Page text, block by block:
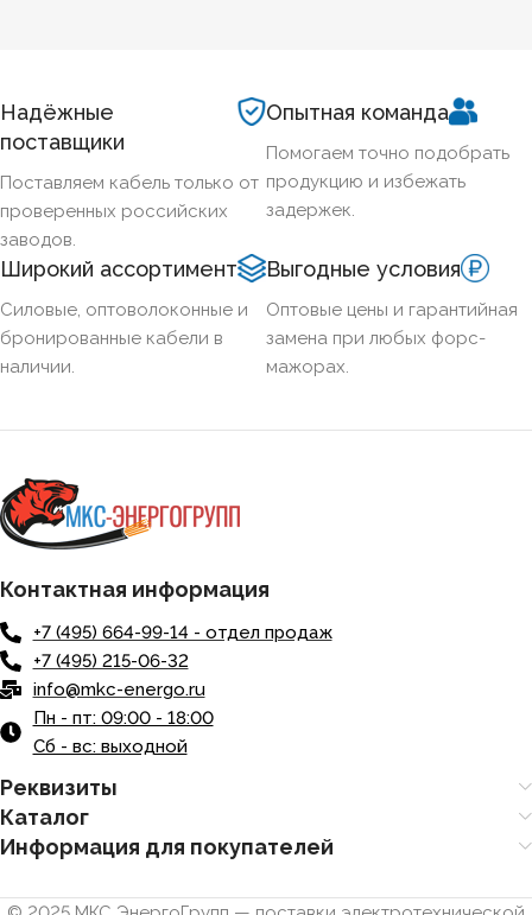
Надёжные
поставщики
Поставляем кабель только от
проверенных российских
заводов.
Опытная команда
Помогаем точно подобрать
продукцию и избежать
задержек.
Широкий ассортимент
Силовые, оптоволоконные и
бронированные кабели в
наличии.
Выгодные условия
Оптовые цены и гарантийная
замена при любых форс-
мажорах.
Контактная информация
+7 (495) 664-99-14 - отдел продаж
+7 (495) 215-06-32
info@mkc-energo.ru
Пн - пт: 09:00 - 18:00
Сб - вс: выходной
Реквизиты
Каталог
Информация для покупателей